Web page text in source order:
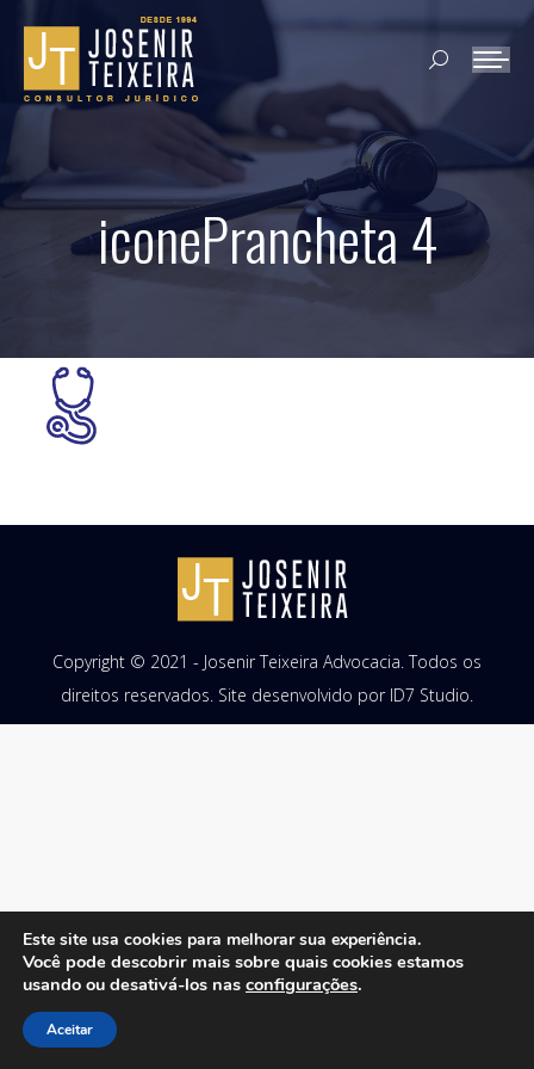
Search:
iconePrancheta 4
Copyright © 2021 - Josenir Teixeira Advocacia. Todos os
direitos reservados. Site desenvolvido por ID7 Studio.
Este site usa cookies para melhorar sua experiência.
Você pode descobrir mais sobre quais cookies estamos
usando ou desativá-los nas configurações.
Aceitar